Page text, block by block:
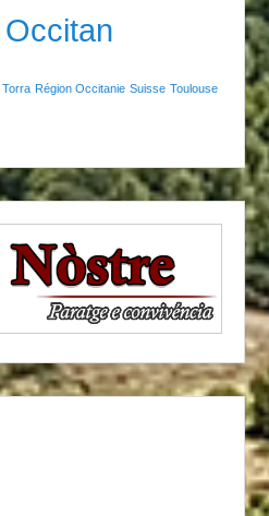
Torra Région Occitanie Suisse Toulouse